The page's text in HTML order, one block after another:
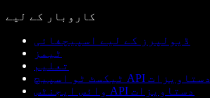
کاروبار کے لیے
ڈیولپرز کے لیے اسپیچفائی
ٹیمز
تعلیم
ٹیکسٹ ٹو اسپیچ API دستاویزات
وائس ایجنٹس API دستاویزات